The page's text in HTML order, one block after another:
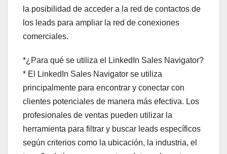
la posibilidad de acceder a la red de contactos de
los leads para ampliar la red de conexiones
comerciales.
*¿Para qué se utiliza el LinkedIn Sales Navigator?
* El LinkedIn Sales Navigator se utiliza
principalmente para encontrar y conectar con
clientes potenciales de manera más efectiva. Los
profesionales de ventas pueden utilizar la
herramienta para filtrar y buscar leads específicos
según criterios como la ubicación, la industria, el